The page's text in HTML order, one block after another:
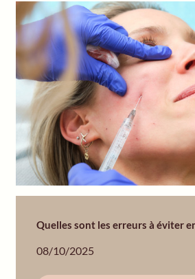
08/10/2025